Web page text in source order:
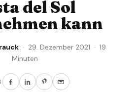
del Sol
kann
· 29. Dezember 2021 · 19
Minuten